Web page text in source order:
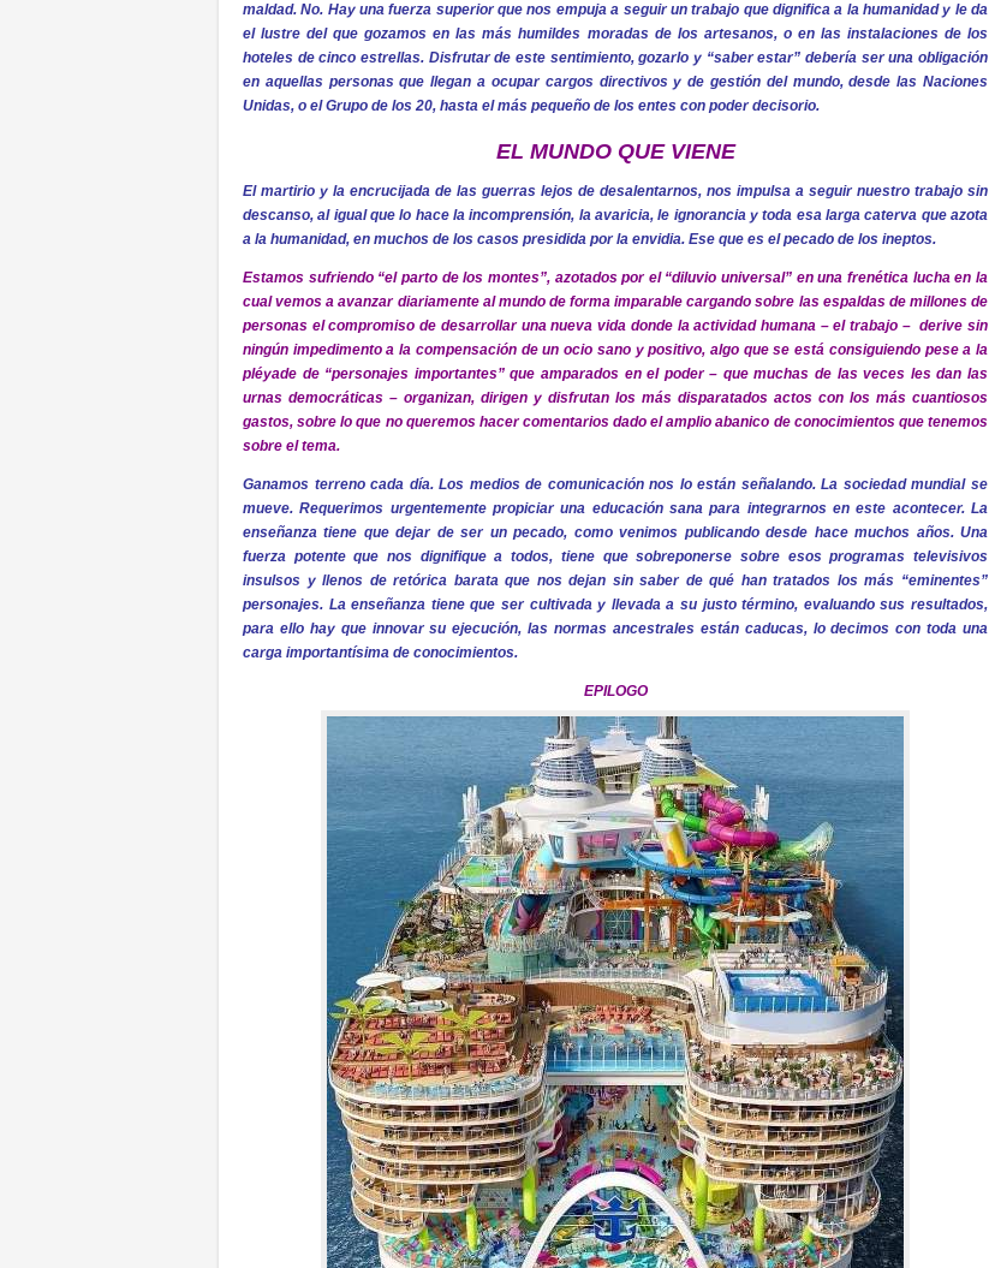
maldad. No. Hay una fuerza superior que nos empuja a seguir un trabajo que dignifica a la humanidad y le da
el lustre del que gozamos en las más humildes moradas de los artesanos, o en las instalaciones de los
hoteles de cinco estrellas. Disfrutar de este sentimiento, gozarlo y “saber estar” debería ser una obligación
en aquellas personas que llegan a ocupar cargos directivos y de gestión del mundo, desde las Naciones
Unidas, o el Grupo de los 20, hasta el más pequeño de los entes con poder decisorio.
EL MUNDO QUE VIENE
El martirio y la encrucijada de las guerras lejos de desalentarnos, nos impulsa a seguir nuestro trabajo sin
descanso, al igual que lo hace la incomprensión, la avaricia, le ignorancia y toda esa larga caterva que azota
a la humanidad, en muchos de los casos presidida por la envidia. Ese que es el pecado de los ineptos.
Estamos sufriendo “el parto de los montes”, azotados por el “diluvio universal” en una frenética lucha en la
cual vemos a avanzar diariamente al mundo de forma imparable cargando sobre las espaldas de millones de
personas el compromiso de desarrollar una nueva vida donde la actividad humana – el trabajo – derive sin
ningún impedimento a la compensación de un ocio sano y positivo, algo que se está consiguiendo pese a la
pléyade de “personajes importantes” que amparados en el poder – que muchas de las veces les dan las
urnas democráticas – organizan, dirigen y disfrutan los más disparatados actos con los más cuantiosos
gastos, sobre lo que no queremos hacer comentarios dado el amplio abanico de conocimientos que tenemos
sobre el tema.
Ganamos terreno cada día. Los medios de comunicación nos lo están señalando. La sociedad mundial se
mueve. Requerimos urgentemente propiciar una educación sana para integrarnos en este acontecer. La
enseñanza tiene que dejar de ser un pecado, como venimos publicando desde hace muchos años. Una
fuerza potente que nos dignifique a todos, tiene que sobreponerse sobre esos programas televisivos
insulsos y llenos de retórica barata que nos dejan sin saber de qué han tratados los más “eminentes”
personajes. La enseñanza tiene que ser cultivada y llevada a su justo término, evaluando sus resultados,
para ello hay que innovar su ejecución, las normas ancestrales están caducas, lo decimos con toda una
carga importantísima de conocimientos.
EPILOGO